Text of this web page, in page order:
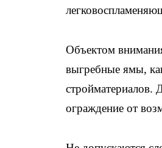
Объектом
выгребные ямы,
стройматериалов.
ограждение от